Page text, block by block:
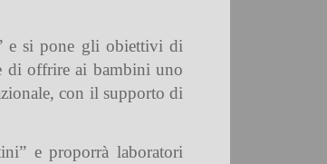
e si pone gli obiettivi di
di offrire ai bambini uno
con il supporto di
e proporrà laboratori